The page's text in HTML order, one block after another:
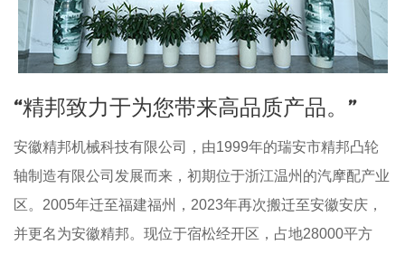
“精邦致力于为您带来高品质产品。”
安徽精邦机械科技有限公司，由1999年的瑞安市精邦凸轮
轴制造有限公司发展而来，初期位于浙江温州的汽摩配产业
区。2005年迁至福建福州，2023年再次搬迁至安徽安庆，
并更名为安徽精邦。现位于宿松经开区，占地28000平方